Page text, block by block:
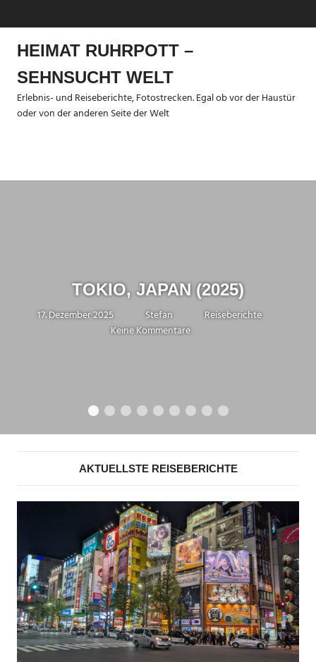
Inhalt
springen
HEIMAT RUHRPOTT –
SEHNSUCHT WELT
Erlebnis- und Reiseberichte, Fotostrecken. Egal ob vor der Haustür
oder von der anderen Seite der Welt
JAPAN (2025)
Stefan
Reiseberichte
AKTUELLSTE REISEBERICHTE